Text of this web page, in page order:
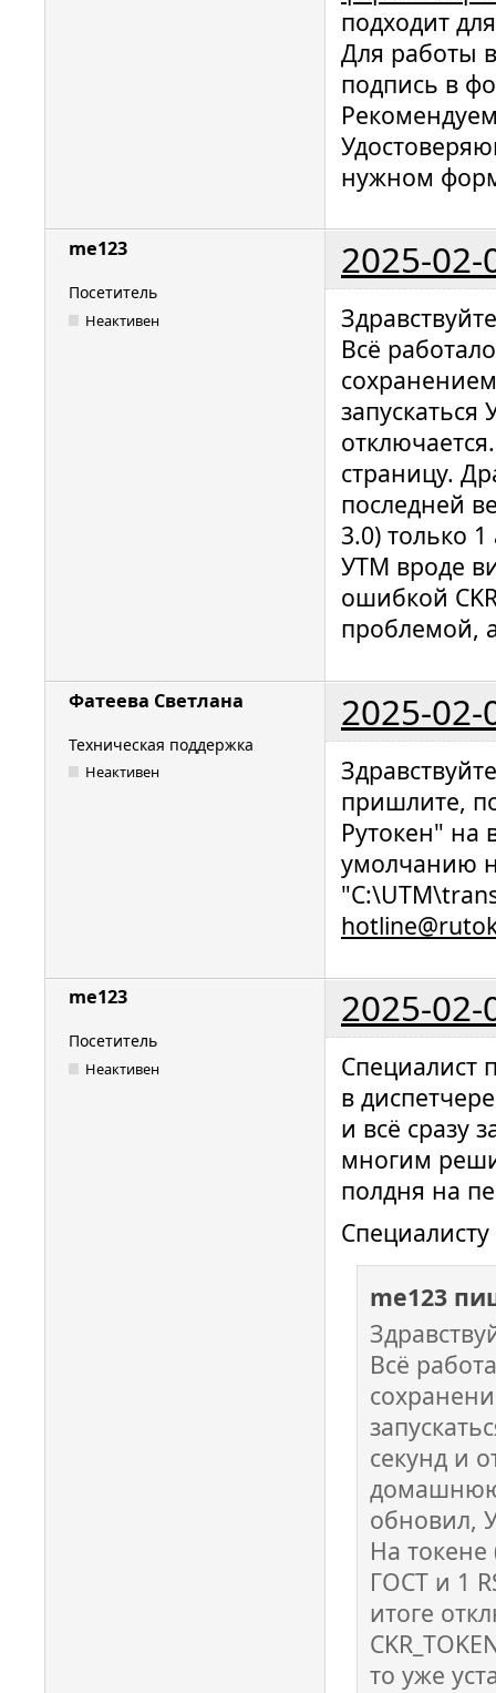
подходит
Для работы
подпись в
нужном
me123 2025-02-
Посетитель
Неактивен
Всё
запускаться
страницу.
последней
3.0) только
УТМ вроде
ошибкой
проблемой,
Фатеева Светлана 2025-02-
Техническая поддержка
Неактивен
пришлите,
Рутокен" на
умолчанию
me123 2025-02-
Посетитель
Неактивен
Специалист
в
и всё сразу
многим
полдня на
me123
Всё
секунд и
домашнюю
обновил,
На токене
ГОСТ и 1
итоге
то уже